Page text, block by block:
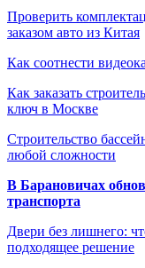
Проверить
заказом авто из Китая
Как соотнести
Как заказать
ключ в Москве
Строительство
любой сложности
В Барановичах
транспорта
Двери без лишнего:
подходящее решение